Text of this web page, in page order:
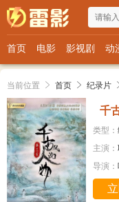
首页 电影 影视剧 动
当前位置 首页 纪录片
千
类型：
主演：
导演：